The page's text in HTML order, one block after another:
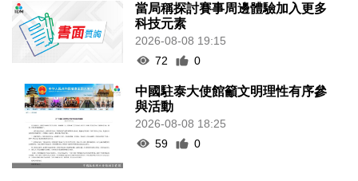
當局稱探討賽事周邊體驗加入更多
科技元素
2026-08-08 19:15
72
0
中國駐泰大使館籲文明理性有序參
與活動
2026-08-08 18:25
59
0